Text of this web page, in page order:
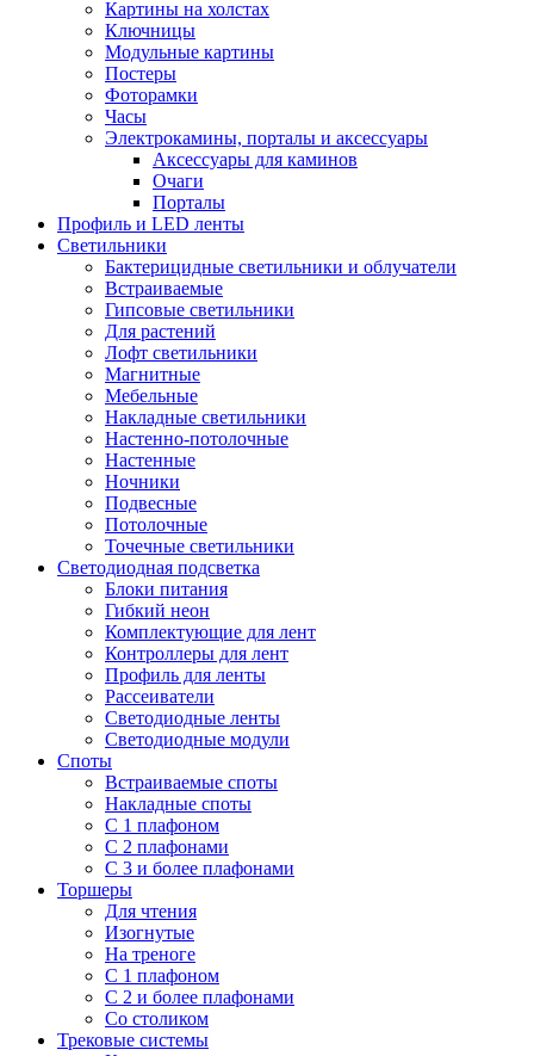
Картины на холстах
Ключницы
Модульные картины
Постеры
Фоторамки
Часы
Электрокамины, порталы и аксессуары
Аксессуары для каминов
Очаги
Порталы
Профиль и LED ленты
Светильники
Бактерицидные светильники и облучатели
Встраиваемые
Гипсовые светильники
Для растений
Лофт светильники
Магнитные
Мебельные
Накладные светильники
Настенно-потолочные
Настенные
Ночники
Подвесные
Потолочные
Точечные светильники
Светодиодная подсветка
Блоки питания
Гибкий неон
Комплектующие для лент
Контроллеры для лент
Профиль для ленты
Рассеиватели
Светодиодные ленты
Светодиодные модули
Споты
Встраиваемые споты
Накладные споты
С 1 плафоном
С 2 плафонами
С 3 и более плафонами
Торшеры
Для чтения
Изогнутые
На треноге
С 1 плафоном
С 2 и более плафонами
Со столиком
Трековые системы